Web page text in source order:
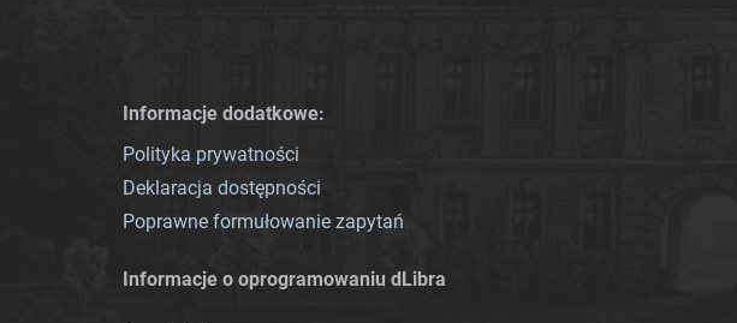
Informacje dodatkowe:
Polityka prywatności
Deklaracja dostępności
Poprawne formułowanie zapytań
Informacje o oprogramowaniu dLibra